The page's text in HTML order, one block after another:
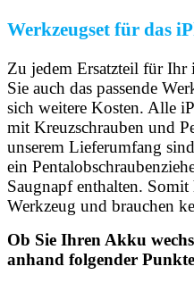
Werkzeugset für das
Zu jedem Ersatzteil für
Sie auch das passende
sich weitere Kosten. Alle
mit Kreuzschrauben und
unserem Lieferumfang
ein
Saugnapf enthalten. Somit
Werkzeug und brauchen
Ob Sie Ihren Akku
anhand folgender